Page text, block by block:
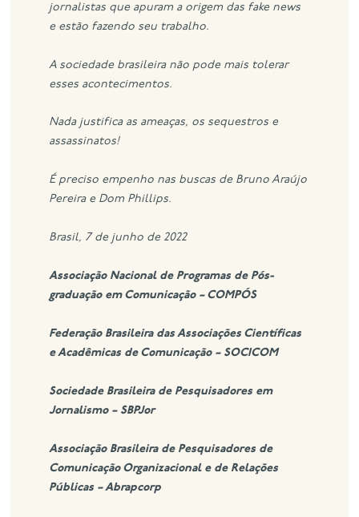
jornalistas que apuram a origem das fake news
e estão fazendo seu trabalho.
A sociedade brasileira não pode mais tolerar
esses acontecimentos.
Nada justifica as ameaças, os sequestros e
assassinatos!
É preciso empenho nas buscas de Bruno Araújo
Pereira e Dom Phillips.
Brasil, 7 de junho de 2022
Associação Nacional de Programas de Pós-
graduação em Comunicação – COMPÓS
Federação Brasileira das Associações Científicas
e Acadêmicas de Comunicação – SOCICOM
Sociedade Brasileira de Pesquisadores em
Jornalismo – SBPJor
Associação Brasileira de Pesquisadores de
Comunicação Organizacional e de Relações
Públicas – Abrapcorp